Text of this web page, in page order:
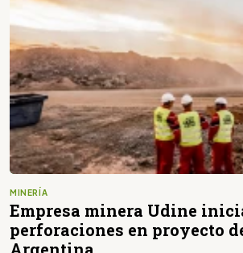
MINERÍA
Empresa minera Udine
perforaciones en proyecto